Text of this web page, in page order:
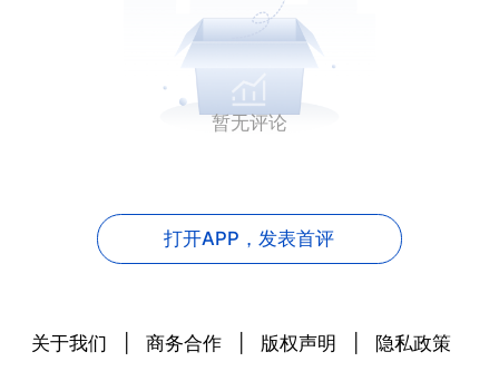
暂无评论
打开APP， 发表首评
关于我们 商务合作 版权声明 隐私政策